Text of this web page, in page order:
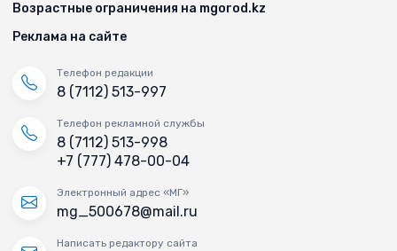
Возрастные ограничения на mgorod.kz
Реклама на сайте
Телефон редакции
8 (7112) 513-997
Телефон рекламной службы
8 (7112) 513-998
+7 (777) 478-00-04
Электронный адрес «МГ»
mg_500678@mail.ru
Написать редактору сайта